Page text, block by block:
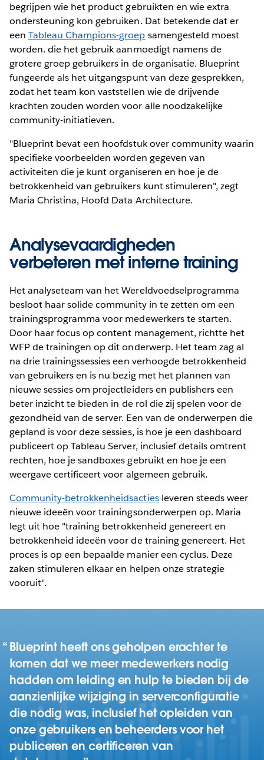
begrijpen wie het product gebruikten en wie extra
ondersteuning kon gebruiken. Dat betekende dat er
eenTableau Champions-groep samengesteld moest
worden. die het gebruik aanmoedigt namens de
grotere groep gebruikers in de organisatie. Blueprint
fungeerde als het uitgangspunt van deze gesprekken,
zodat het team kon vaststellen wie de drijvende
krachten zouden worden voor alle noodzakelijke
community-initiatieven.
"Blueprint bevat een hoofdstuk over community waarin
specifieke voorbeelden worden gegeven van
activiteiten die je kunt organiseren en hoe je de
betrokkenheid van gebruikers kunt stimuleren", zegt
Maria Christina, Hoofd Data Architecture.
Analysevaardigheden
verbeteren met interne training
Het analyseteam van het Wereldvoedselprogramma
besloot haar solide community in te zetten om een
trainingsprogramma voor medewerkers te starten.
Door haar focus op content management, richtte het
WFP de trainingen op dit onderwerp. Het team zag al
na drie trainingssessies een verhoogde betrokkenheid
van gebruikers en is nu bezig met het plannen van
nieuwe sessies om projectleiders en publishers een
beter inzicht te bieden in de rol die zij spelen voor de
gezondheid van de server. Een van de onderwerpen die
gepland is voor deze sessies, is hoe je een dashboard
publiceert op Tableau Server, inclusief details omtrent
rechten, hoe je sandboxes gebruikt en hoe je een
weergave certificeert voor algemeen gebruik.
Community-betrokkenheidsactiesleveren steeds weer
nieuwe ideeën voor trainingsonderwerpen op. Maria
legt uit hoe "training betrokkenheid genereert en
betrokkenheid ideeën voor de training genereert. Het
proces is op een bepaalde manier een cyclus. Deze
zaken stimuleren elkaar en helpen onze strategie
vooruit".
Blueprint heeft ons geholpen erachter te
komen dat we meer medewerkers nodig
hadden om leiding en hulp te bieden bij de
aanzienlijke wijziging in serverconfiguratie
die nodig was, inclusief het opleiden van
onze gebruikers en beheerders voor het
publiceren en certificeren van